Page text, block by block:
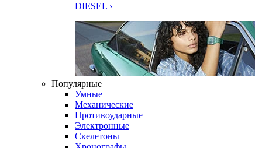
DIESEL ›
Популярные
Умные
Механические
Противоударные
Электронные
Скелетоны